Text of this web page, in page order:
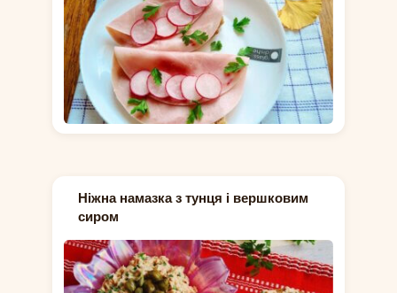
Ніжна намазка з тунця і вершковим
сиром